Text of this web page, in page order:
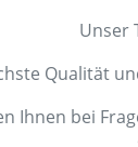
Unser
Qualität
Ihnen bei